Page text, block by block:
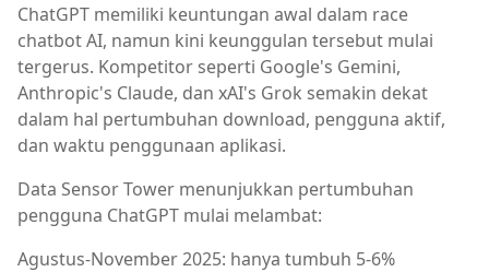
ChatGPT memiliki keuntungan awal dalam race
chatbot AI, namun kini keunggulan tersebut mulai
tergerus. Kompetitor seperti Google's Gemini,
Anthropic's Claude, dan xAI's Grok semakin dekat
dalam hal pertumbuhan download, pengguna aktif,
dan waktu penggunaan aplikasi.
Data Sensor Tower menunjukkan pertumbuhan
pengguna ChatGPT mulai melambat:
Agustus-November 2025: hanya tumbuh 5-6%